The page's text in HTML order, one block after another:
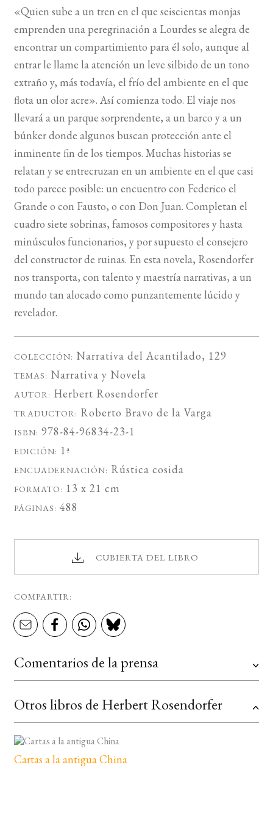
BUSCAR
LISTA DE LIBROS
«Quien sube a un tren en el que seiscientas monjas
emprenden una peregrinación a Lourdes se alegra de
encontrar un compartimiento para él solo, aunque al
entrar le llame la atención un leve silbido de un tono
extraño y, más todavía, el frío del ambiente en el que
flota un olor acre». Así comienza todo. El viaje nos
llevará a un parque sorprendente, a un barco y a un
búnker donde algunos buscan protección ante el
inminente fin de los tiempos. Muchas historias se
relatan y se entrecruzan en un ambiente en el que casi
todo parece posible: un encuentro con Federico el
Grande o con Fausto, o con Don Juan. Completan el
cuadro siete sobrinas, famosos compositores y hasta
minúsculos funcionarios, y por supuesto el consejero
del constructor de ruinas. En esta novela, Rosendorfer
nos transporta, con talento y maestría narrativas, a un
mundo tan alocado como punzantemente lúcido y
revelador.
COLECCIÓN: Narrativa del Acantilado, 129
TEMAS: Narrativa y Novela
AUTOR: Herbert Rosendorfer
TRADUCTOR: Roberto Bravo de la Varga
ISBN: 978-84-96834-23-1
EDICIÓN: 1ª
ENCUADERNACIÓN: Rústica cosida
FORMATO: 13 x 21 cm
PÁGINAS: 488
CUBIERTA DEL LIBRO
COMPARTIR:
Comentarios de la prensa
Otros libros de Herbert Rosendorfer
Cartas a la antigua China